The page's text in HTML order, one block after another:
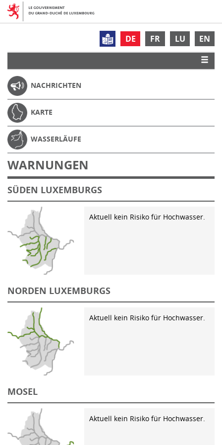
DE FR LU EN
NACHRICHTEN
KARTE
WASSERLÄUFE
WARNUNGEN
SÜDEN LUXEMBURGS
Aktuell kein Risiko für Hochwasser.
NORDEN LUXEMBURGS
Aktuell kein Risiko für Hochwasser.
MOSEL
Aktuell kein Risiko für Hochwasser.